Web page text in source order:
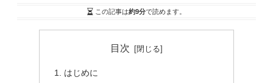
この記事は約9分で読めます。
目次
はじめに